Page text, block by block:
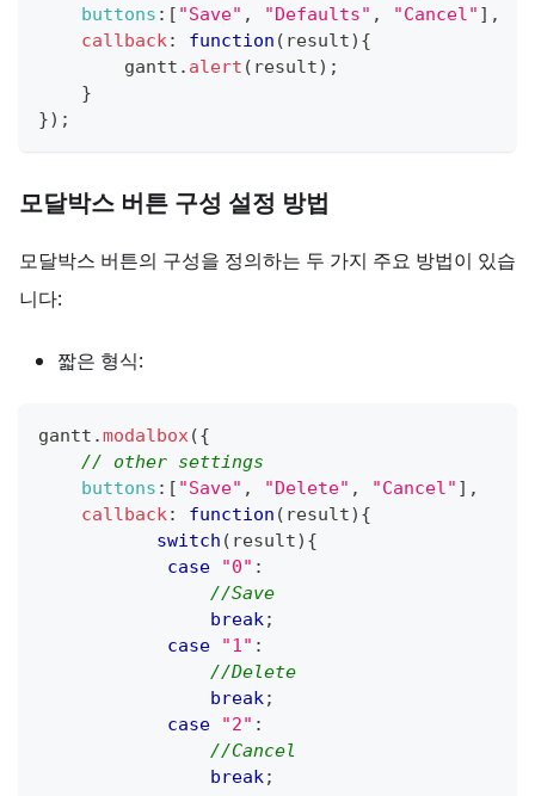
buttons : [ "Save" , "Defaults" , "Cancel" ] ,
callback: function ( result) {
        gantt
. alert ( result) ;
}
}) ;
모달박스 버튼 구성 설정 방법
모달박스 버튼의 구성을 정의하는 두 가지 주요 방법이 있습
니다:
짧은 형식:
gantt .modalbox({
// other settings
buttons : [ "Save" , "Delete" , "Cancel" ] ,
callback: function ( result) {
switch ( result) {
case
"0" :
//Save
break;
case
"1" :
//Delete
break;
case
"2" :
//Cancel
break;